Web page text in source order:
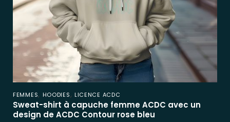
FEMMES, HOODIES, LICENCE ACDC
Sweat-shirt à capuche femme ACDC avec un
design de ACDC Contour rose bleu